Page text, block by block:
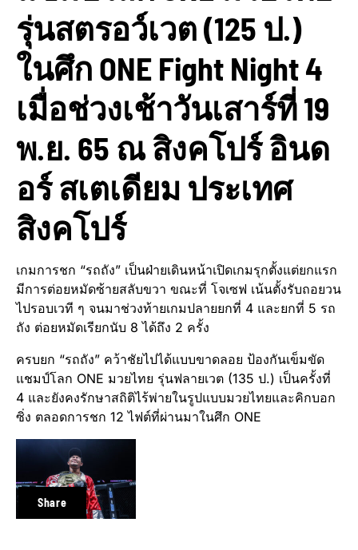
Share
รุ่นสตรอว์เวต (125 ป.)
ในศึก ONE Fight Night 4
เมื่อช่วงเช้าวันเสาร์ที่ 19
พ.ย. 65 ณ สิงคโปร์ อินด
อร์ สเตเดียม ประเทศ
สิงคโปร์
เกมการชก “รถถัง” เป็นฝ่ายเดินหน้าเปิดเกมรุกตั้งแต่ยกแรก
มีการต่อยหมัดซ้ายสลับขวา ขณะที่ โจเซฟ เน้นตั้งรับถอยวน
ไปรอบเวที ๆ จนมาช่วงท้ายเกมปลายยกที่ 4 และยกที่ 5 รถ
ถัง ต่อยหมัดเรียกนับ 8 ได้ถึง 2 ครั้ง
ครบยก “รถถัง” คว้าชัยไปได้แบบขาดลอย ป้องกันเข็มขัด
แชมป์โลก ONE มวยไทย รุ่นฟลายเวต (135 ป.) เป็นครั้งที่
4 และยังคงรักษาสถิติไร้พ่ายในรูปแบบมวยไทยและคิกบอก
ซิ่ง ตลอดการชก 12 ไฟต์ที่ผ่านมาในศึก ONE